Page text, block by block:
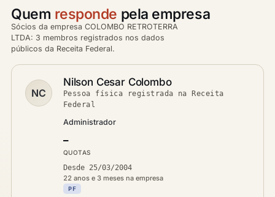
Quem responde pela empresa
Sócios da empresa COLOMBO RETROTERRA
LTDA: 3 membros registrados nos dados
públicos da Receita Federal.
NC
Nilson Cesar Colombo
Pessoa física registrada na Receita
Federal
Administrador
—
QUOTAS
Desde 25/03/2004
22 anos e 3 meses na empresa
PF